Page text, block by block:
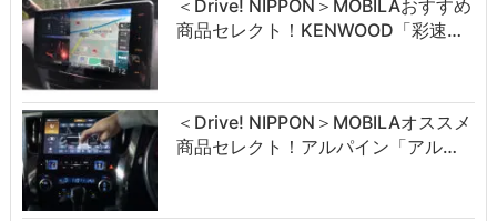
＜Drive! NIPPON＞MOBILAおすすめ
商品セレクト！KENWOOD「彩速…
＜Drive! NIPPON＞MOBILAオススメ
商品セレクト！アルパイン「アル…